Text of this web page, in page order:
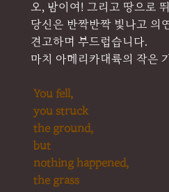
오, 밤이여! 그리고 땅으로
당신은 반짝반짝 빛나고 의
견고하며 부드럽습니다.
마치 아메리카대륙의 작은
You fell,
you struck
the ground,
but
nothing happened,
the grass